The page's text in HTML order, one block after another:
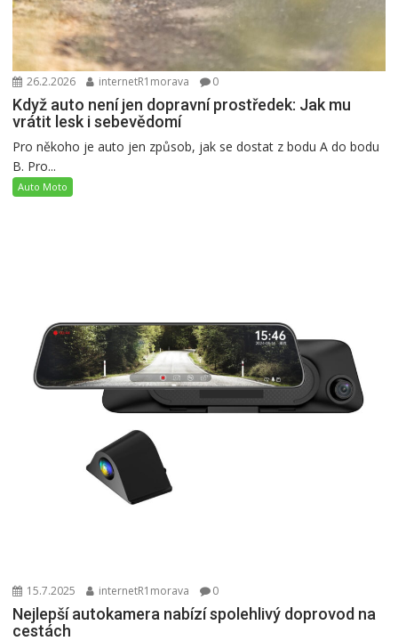
26.2.2026 internetR1morava 0
Když auto není jen dopravní prostředek: Jak mu
vrátit lesk i sebevědomí
Pro někoho je auto jen způsob, jak se dostat z bodu A do bodu
B. Pro...
Auto Moto
15.7.2025 internetR1morava 0
Nejlepší autokamera nabízí spolehlivý doprovod na
cestách